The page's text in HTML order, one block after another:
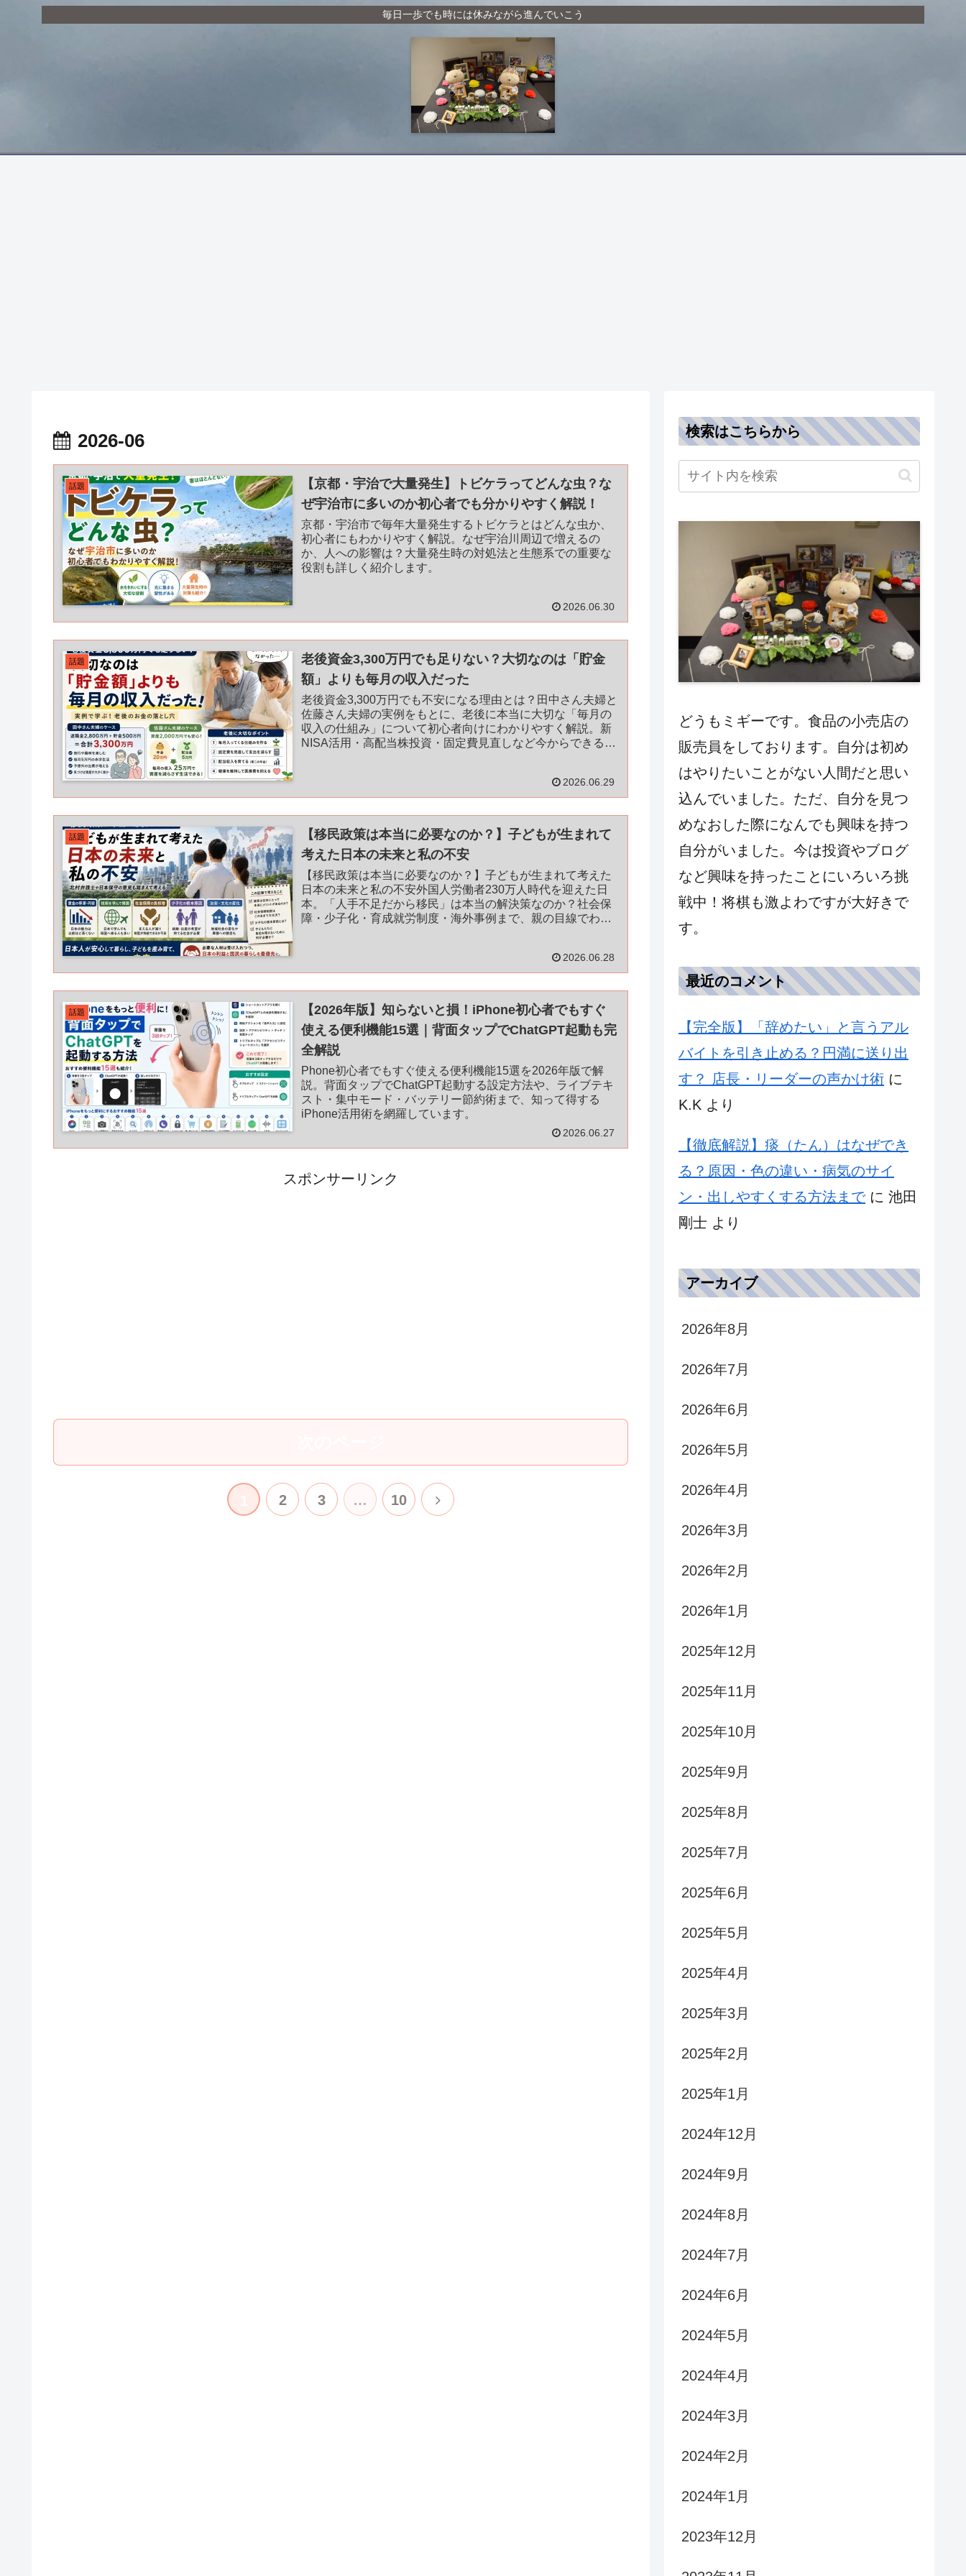
毎日一歩でも時には休みながら進んでいこう
2026-06
話題
【京都・宇治で大量発生】トビケラってどんな虫？な
ぜ宇治市に多いのか初心者でも分かりやすく解説！
京都・宇治市で毎年大量発生するトビケラとはどんな虫か、
初心者にもわかりやすく解説。なぜ宇治川周辺で増えるの
か、人への影響は？大量発生時の対処法と生態系での重要な
役割も詳しく紹介します。
2026.06.30
話題
老後資金3,300万円でも足りない？大切なのは「貯金
額」よりも毎月の収入だった
老後資金3,300万円でも不安になる理由とは？田中さん夫婦と
佐藤さん夫婦の実例をもとに、老後に本当に大切な「毎月の
収入の仕組み」について初心者向けにわかりやすく解説。新
NISA活用・高配当株投資・固定費見直しなど今からできる対
2026.06.29
話題
【移民政策は本当に必要なのか？】子どもが生まれて
考えた日本の未来と私の不安
【移民政策は本当に必要なのか？】子どもが生まれて考えた
日本の未来と私の不安外国人労働者230万人時代を迎えた日
本。「人手不足だから移民」は本当の解決策なのか？社会保
障・少子化・育成就労制度・海外事例まで、親の目線でわか
2026.06.28
話題
【2026年版】知らないと損！iPhone初心者でもすぐ
使える便利機能15選｜背面タップでChatGPT起動も完
全解説
Phone初心者でもすぐ使える便利機能15選を2026年版で解
説。背面タップでChatGPT起動する設定方法や、ライブテキ
スト・集中モード・バッテリー節約術まで、知って得する
iPhone活用術を網羅しています。
2026.06.27
スポンサーリンク
2 3 … 10 次
検索はこちらから
どうもミギーです。食品の小売店の
販売員をしております。自分は初め
はやりたいことがない人間だと思い
込んでいました。ただ、自分を見つ
めなおした際になんでも興味を持つ
自分がいました。今は投資やブログ
など興味を持ったことにいろいろ挑
戦中！将棋も激よわですが大好きで
す。
最近のコメント
【完全版】「辞めたい」と言うアル
バイトを引き止める？円満に送り出
す？ 店長・リーダーの声かけ術 に
K.K より
【徹底解説】痰（たん）はなぜでき
る？原因・色の違い・病気のサイ
ン・出しやすくする方法までに 池田
剛士 より
アーカイブ
2026年8月
2026年7月
2026年6月
2026年5月
2026年4月
2026年3月
2026年2月
2026年1月
2025年12月
2025年11月
2025年10月
2025年9月
2025年8月
2025年7月
2025年6月
2025年5月
2025年4月
2025年3月
2025年2月
2025年1月
2024年12月
2024年9月
2024年8月
2024年7月
2024年6月
2024年5月
2024年4月
2024年3月
2024年2月
2024年1月
2023年12月